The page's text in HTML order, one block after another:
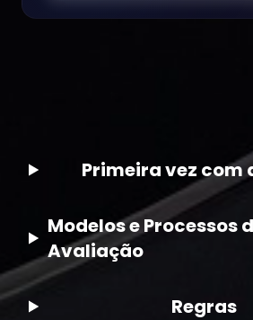
Primeira vez com
Modelos e Processos
Avaliação
Regras